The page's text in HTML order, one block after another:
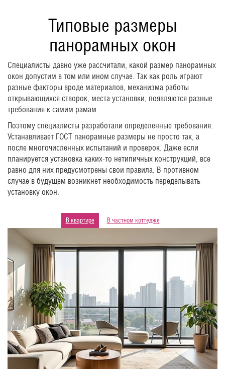
Типовые размеры
панорамных окон
Специалисты давно уже рассчитали, какой размер панорамных
окон допустим в том или ином случае. Так как роль играют
разные факторы вроде материалов, механизма работы
открывающихся створок, места установки, появляются разные
требования к самим рамам.
Поэтому специалисты разработали определенные требования.
Устанавливает ГОСТ панорамные размеры не просто так, а
после многочисленных испытаний и проверок. Даже если
планируется установка каких-то нетипичных конструкций, все
равно для них предусмотрены свои правила. В противном
случае в будущем возникнет необходимость переделывать
установку окон.
В квартире В частном коттедже